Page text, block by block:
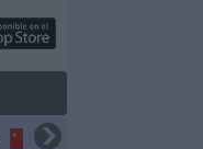
Torneo de Chengdú